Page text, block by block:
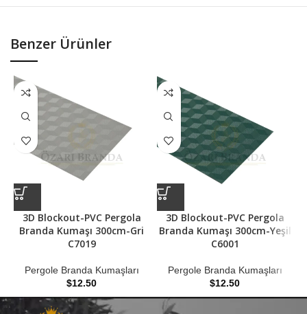
Benzer Ürünler
3D Blockout-PVC Pergola
Branda Kumaşı 300cm-Gri
C7019
Pergole Branda Kumaşları
$12.50
3D Blockout-PVC Pergola
Branda Kumaşı 300cm-Yeşil
C6001
Pergole Branda Kumaşları
$12.50